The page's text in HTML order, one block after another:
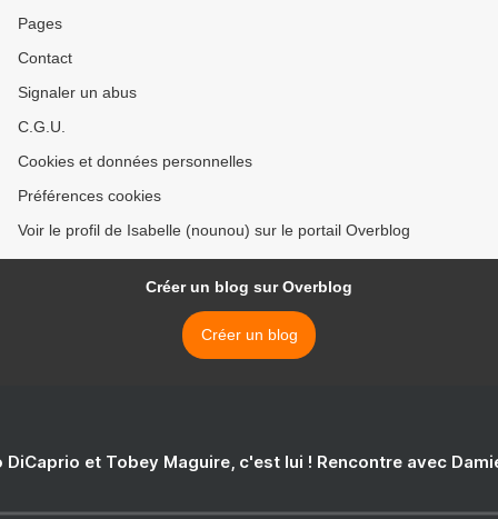
Pages
Contact
Signaler un abus
C.G.U.
Cookies et données personnelles
Préférences cookies
Voir le profil de Isabelle (nounou) sur le portail Overblog
Créer un blog sur Overblog
Créer un blog
DiCaprio et Tobey Maguire, c'est lui ! Rencontre avec